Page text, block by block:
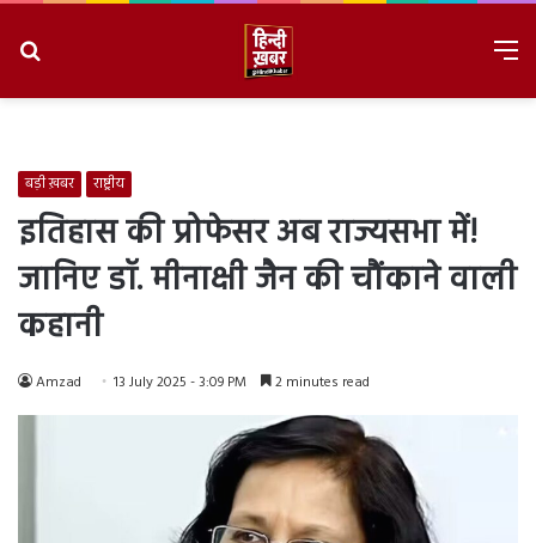
बड़ी ख़बर राष्ट्रीय
इतिहास की प्रोफेसर अब राज्यसभा में!
जानिए डॉ. मीनाक्षी जैन की चौंकाने वाली
कहानी
Amzad 13 July 2025 - 3:09 PM 2 minutes read